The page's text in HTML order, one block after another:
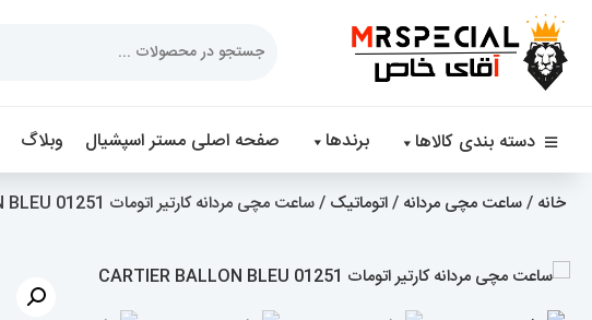
دسته بندی کالاها برندها صفحه اصلی مستر اسپشیال وبلاگ
خانه /ساعت مچی مردانه /اتوماتیک / ساعت مچی مردانه کارتیر اتومات 01251 CARTIER BALLON BLEU